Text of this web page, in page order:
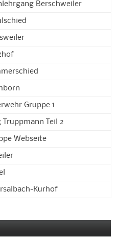
Berschweiler
Gruppe 1
Teil 2
Webseite
Kurhof